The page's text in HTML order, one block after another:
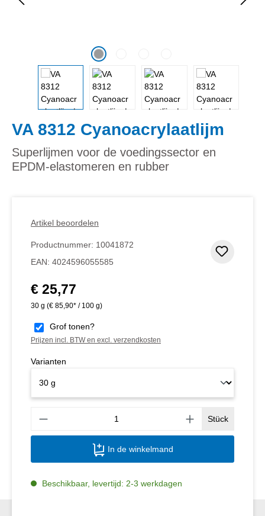
VA 8312 Cyanoacrylaatlijm
Superlijmen voor de voedingssector en
EPDM-elastomeren en rubber
Artikel beoordelen
Productnummer: 10041872
EAN: 4024596055585
Normale prijs:
€ 25,77
30 g (€ 85,90* / 100 g)
Grof tonen?
Prijzen incl. BTW en excl. verzendkosten
Varianten
Stück
In de winkelmand
Beschikbaar, levertijd: 2-3 werkdagen